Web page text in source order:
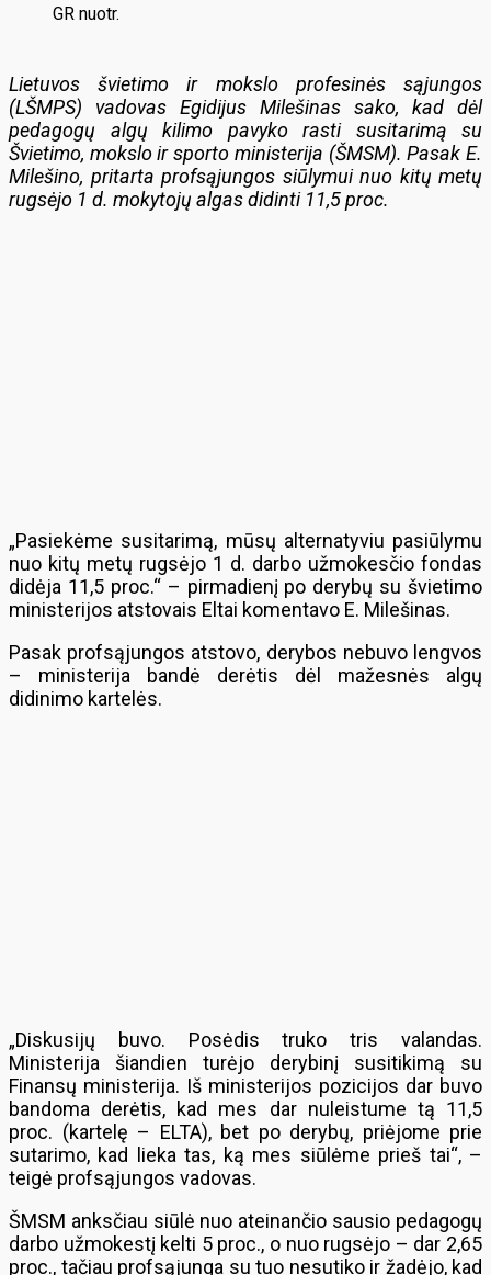
GR nuotr.
Lietuvos švietimo ir mokslo profesinės sąjungos
(LŠMPS) vadovas Egidijus Milešinas sako, kad dėl
pedagogų algų kilimo pavyko rasti susitarimą su
Švietimo, mokslo ir sporto ministerija (ŠMSM). Pasak E.
Milešino, pritarta profsąjungos siūlymui nuo kitų metų
rugsėjo 1 d. mokytojų algas didinti 11,5 proc.
„Pasiekėme susitarimą, mūsų alternatyviu pasiūlymu
nuo kitų metų rugsėjo 1 d. darbo užmokesčio fondas
didėja 11,5 proc.“ – pirmadienį po derybų su švietimo
ministerijos atstovais Eltai komentavo E. Milešinas.
Pasak profsąjungos atstovo, derybos nebuvo lengvos
– ministerija bandė derėtis dėl mažesnės algų
didinimo kartelės.
„Diskusijų buvo. Posėdis truko tris valandas.
Ministerija šiandien turėjo derybinį susitikimą su
Finansų ministerija. Iš ministerijos pozicijos dar buvo
bandoma derėtis, kad mes dar nuleistume tą 11,5
proc. (kartelę – ELTA), bet po derybų, priėjome prie
sutarimo, kad lieka tas, ką mes siūlėme prieš tai“, –
teigė profsąjungos vadovas.
ŠMSM anksčiau siūlė nuo ateinančio sausio pedagogų
darbo užmokestį kelti 5 proc., o nuo rugsėjo – dar 2,65
proc., tačiau profsąjunga su tuo nesutiko ir žadėjo, kad